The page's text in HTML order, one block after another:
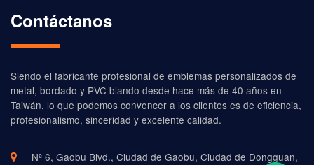
Contáctanos
Siendo el fabricante profesional de emblemas personalizados de
metal, bordado y PVC blando desde hace más de 40 años en
Taiwán, lo que podemos convencer a los clientes es de eficiencia,
profesionalismo, sinceridad y excelente calidad.
Nº 6, Gaobu Blvd., Ciudad de Gaobu, Ciudad de Dongguan,